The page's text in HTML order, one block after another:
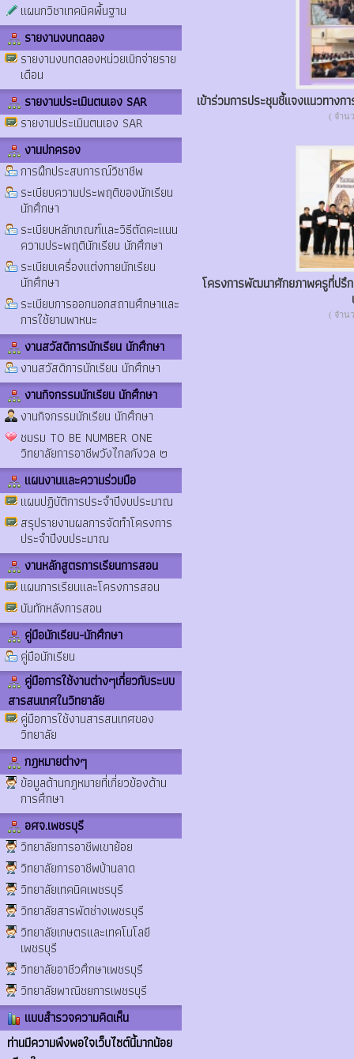
แผนกวิชาเทคนิคพื้นฐาน
รายงานงบทดลอง
รายงานงบทดลองหน่วยเบิกจ่ายราย
เดือน
รายงานประเมินตนเอง SAR
รายงานประเมินตนเอง SAR
งานปกครอง
การฝึกประสบการณ์วิชาชีพ
ระเบียบความประพฤติของนักเรียน
นักศึกษา
ระเบียบหลักเกณฑ์และวิธีตัดคะแนน
ความประพฤตินักเรียน นักศึกษา
ระเบียบเครื่องแต่งกายนักเรียน
นักศึกษา
ระเบียบการออกนอกสถานศึกษาและ
การใช้ยานพาหนะ
งานสวัสดิการนักเรียน นักศึกษา
งานสวัสดิการนักเรียน นักศึกษา
งานกิจกรรมนักเรียน นักศึกษา
งานกิจกรรมนักเรียน นักศึกษา
ชมรม TO BE NUMBER ONE
วิทยาลัยการอาชีพวังไกลกังวล ๒
แผนงานและความร่วมมือ
แผนปฏิบัติการประจำปีงบประมาณ
สรุปรายงานผลการจัดทำโครงการ
ประจำปีงบประมาณ
งานหลักสูตรการเรียนการสอน
แผนการเรียนและโครงการสอน
บันทักหลังการสอน
คู่มือนักเรียน-นักศึกษา
คู่มือนักเรียน
คู่มือการใช้งานต่างๆเกี่ยวกับระบบ
สารสนเทศในวิทยาลัย
คู่มือการใช้งานสารสนเทศของ
วิทยาลัย
กฎหมายต่างๆ
ข้อมูลด้านกฎหมายที่เกี่ยวข้องด้าน
การศึกษา
อศจ.เพชรบุรี
วิทยาลัยการอาชีพเขาย้อย
วิทยาลัยการอาชีพบ้านลาด
วิทยาลัยเทคนิคเพชรบุรี
วิทยาลัยสารพัดช่างเพชรบุรี
วิทยาลัยเกษตรและเทคโนโลยี
เพชรบุรี
วิทยาลัยอาชีวศึกษาเพชรบุรี
วิทยาลัยพาณิชยการเพชรบุรี
แบบสำรวจความคิดเห็น
ท่านมีความพึงพอใจเว็บไซต์นี้มากน้อย
เข้าร่วมการประชุมชี้แจงแนวทาง
( จำน
โครงการพัฒนาศักยภาพครูที่ปรึ
( จำน